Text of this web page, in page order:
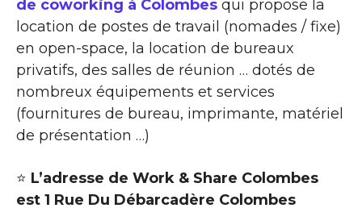
de coworking à Colombes qui propose la
location de postes de travail (nomades / fixe)
en open-space, la location de bureaux
privatifs, des salles de réunion … dotés de
nombreux équipements et services
(fournitures de bureau, imprimante, matériel
de présentation …)
⭐ L’adresse de Work & Share Colombes
est 1 Rue Du Débarcadère Colombes